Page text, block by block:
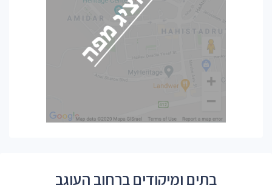
בתים ומיקודים ברחוב העוגב